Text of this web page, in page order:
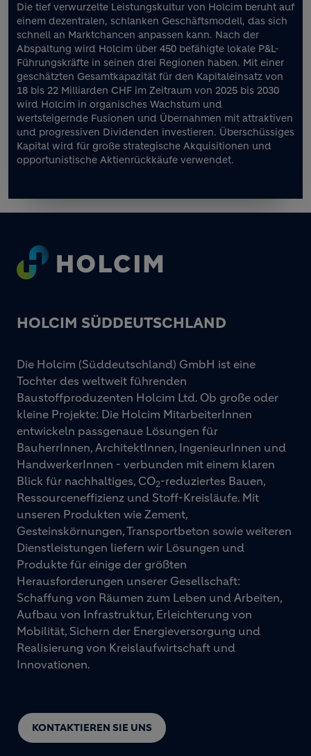
Die tief verwurzelte Leistungskultur von Holcim beruht auf
einem dezentralen, schlanken Geschäftsmodell, das sich
schnell an Marktchancen anpassen kann. Nach der
Abspaltung wird Holcim über 450 befähigte lokale P&L-
Führungskräfte in seinen drei Regionen haben. Mit einer
geschätzten Gesamtkapazität für den Kapitaleinsatz von
18 bis 22 Milliarden CHF im Zeitraum von 2025 bis 2030
wird Holcim in organisches Wachstum und
wertsteigernde Fusionen und Übernahmen mit attraktiven
und progressiven Dividenden investieren. Überschüssiges
Kapital wird für große strategische Akquisitionen und
opportunistische Aktienrückkäufe verwendet.
Footer
HOLCIM SÜDDEUTSCHLAND
KONTAKTIEREN SIE UNS
Die Holcim (Süddeutschland) GmbH ist eine
Tochter des weltweit führenden
Baustoffproduzenten Holcim Ltd. Ob große oder
kleine Projekte: Die Holcim MitarbeiterInnen
entwickeln passgenaue Lösungen für
BauherrInnen, ArchitektInnen, IngenieurInnen und
HandwerkerInnen - verbunden mit einem klaren
Blick für nachhaltiges, CO2-reduziertes Bauen,
Ressourceneffizienz und Stoff-Kreisläufe. Mit
unseren Produkten wie Zement,
Gesteinskörnungen, Transportbeton sowie weiteren
Dienstleistungen liefern wir Lösungen und
Produkte für einige der größten
Herausforderungen unserer Gesellschaft:
Schaffung von Räumen zum Leben und Arbeiten,
Aufbau von Infrastruktur, Erleichterung von
Mobilität, Sichern der Energieversorgung und
Realisierung von Kreislaufwirtschaft und
Innovationen.